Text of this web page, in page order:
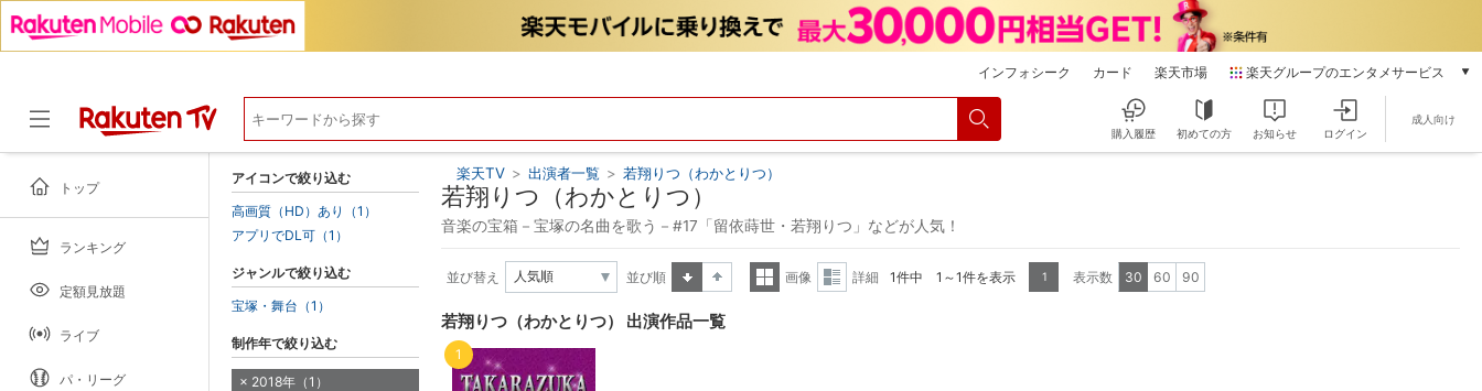
インフォシーク カード 楽天市場 楽天グループのエンタメサービス
本/ゲーム/CD/DVD
動画配信
購入履歴 初めての方 お知らせ ログイン
成人向け
トップ
ランキング
定額見放題
ライブ
パ・リーグ
楽天TV > 出演者一覧 > 若翔りつ（わかとりつ）
若翔りつ（わかとりつ）
音楽の宝箱－宝塚の名曲を歌う－#17「留依蒔世・若翔りつ」などが人気！
並び替え
並び順
画像
詳細 1件中 1～1件を表示 1 表示数 30 60 90
若翔りつ（わかとりつ） 出演作品一覧
1
アイコンで絞り込む
高画質（HD）あり（1）
アプリでDL可（1）
ジャンルで絞り込む
宝塚・舞台（1）
制作年で絞り込む
2018年（1）